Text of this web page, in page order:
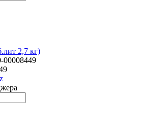
2,7 кг)
00008449